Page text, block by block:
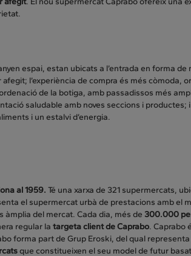
espai, estan ubicats a l’entrada en forma de
l’experiència de compra és més còmoda,
de la botiga, amb passadissos més
saludable amb noves seccions i productes;
i un estalvi d’energia.
al 1959. Té una xarxa de 321 supermercats,
el supermercat urbà de prestacions amb el
àmplia del mercat. Cada dia, més de 300.000
regular la targeta client de Caprabo. Caprabo
forma part de Grup Eroski, del qual
que constitueixen el seu model de futur